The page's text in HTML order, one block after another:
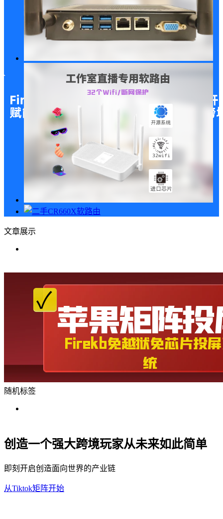
文章展示
随机标签
创造一个强大跨境玩家从未来如此简单
即刻开启创造面向世界的产业链
从Tiktok矩阵开始